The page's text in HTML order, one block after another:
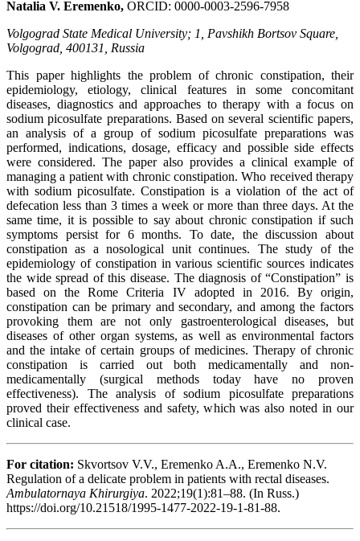
Natalia V. Eremenko, ORCID: 0000-0003-2596-7958
Volgograd State Medical University; 1, Pavshikh Bortsov Square,
Volgograd, 400131, Russia
This paper highlights the problem of chronic constipation, their
epidemiology, etiology, clinical features in some concomitant
diseases, diagnostics and approaches to therapy with a focus on
sodium picosulfate preparations. Based on several scientific papers,
an analysis of a group of sodium picosulfate preparations was
performed, indications, dosage, efficacy and possible side effects
were considered. The paper also provides a clinical example of
managing a patient with chronic constipation. Who received therapy
with sodium picosulfate. Constipation is a violation of the act of
defecation less than 3 times a week or more than three days. At the
same time, it is possible to say about chronic constipation if such
symptoms persist for 6 months. To date, the discussion about
constipation as a nosological unit continues. The study of the
epidemiology of constipation in various scientific sources indicates
the wide spread of this disease. The diagnosis of “Constipation” is
based on the Rome Criteria IV adopted in 2016. By origin,
constipation can be primary and secondary, and among the factors
provoking them are not only gastroenterological diseases, but
diseases of other organ systems, as well as environmental factors
and the intake of certain groups of medicines. Therapy of chronic
constipation is carried out both medicamentally and non-
medicamentally (surgical methods today have no proven
effectiveness). The analysis of sodium picosulfate preparations
proved their effectiveness and safety, which was also noted in our
clinical case.
For citation: Skvortsov V.V., Eremenko A.A., Eremenko N.V.
Regulation of a delicate problem in patients with rectal diseases.
Ambulatornaya Khirurgiya. 2022;19(1):81–88. (In Russ.)
https://doi.org/10.21518/1995-1477-2022-19-1-81-88.